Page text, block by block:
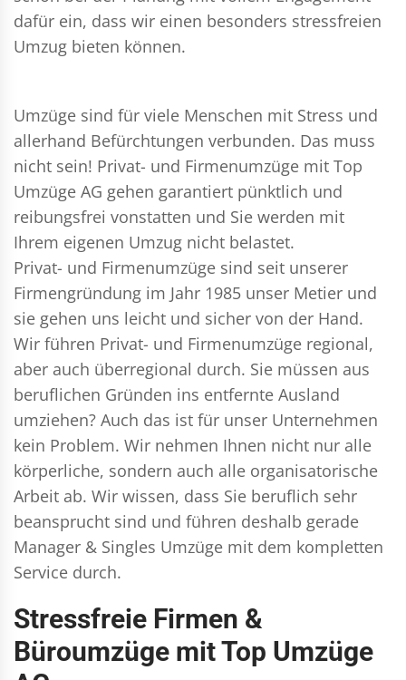
dafür ein, dass wir einen besonders stressfreien
Umzug bieten können.
Umzüge sind für viele Menschen mit Stress und
allerhand Befürchtungen verbunden. Das muss
nicht sein! Privat- und Firmenumzüge mit Top
Umzüge AG gehen garantiert pünktlich und
reibungsfrei vonstatten und Sie werden mit
Ihrem eigenen Umzug nicht belastet.
Privat- und Firmenumzüge sind seit unserer
Firmengründung im Jahr 1985 unser Metier und
sie gehen uns leicht und sicher von der Hand.
Wir führen Privat- und Firmenumzüge regional,
aber auch überregional durch. Sie müssen aus
beruflichen Gründen ins entfernte Ausland
umziehen? Auch das ist für unser Unternehmen
kein Problem. Wir nehmen Ihnen nicht nur alle
körperliche, sondern auch alle organisatorische
Arbeit ab. Wir wissen, dass Sie beruflich sehr
beansprucht sind und führen deshalb gerade
Manager & Singles Umzüge mit dem kompletten
Service durch.
Stressfreie Firmen &
Büroumzüge mit Top Umzüge